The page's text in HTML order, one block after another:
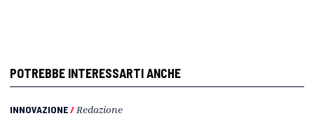
POTREBBE INTERESSARTI ANCHE
INNOVAZIONE/ Redazione